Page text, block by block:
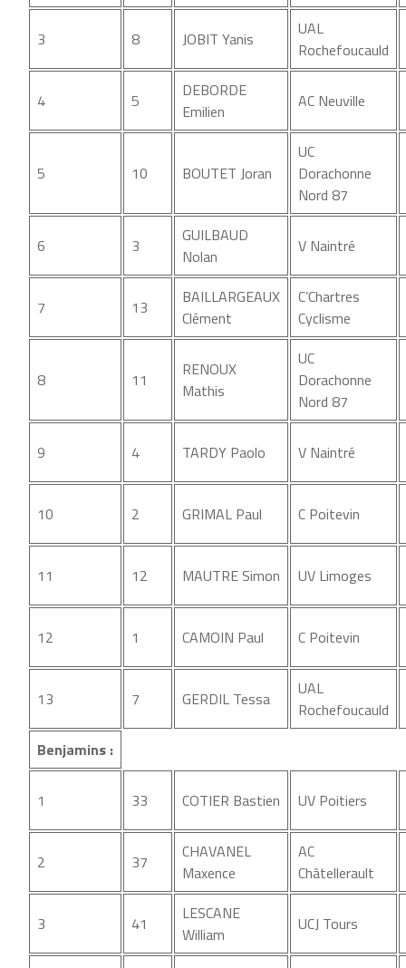
3 8 JOBIT Yanis
UAL
Rochefoucauld
4 5
DEBORDE
Emilien
AC Neuville
5 10 BOUTET Joran
UC
Dorachonne
Nord 87
6 3
GUILBAUD
Nolan
V Naintré
7 13
BAILLARGEAUX
Clément
C’Chartres
Cyclisme
8 11
RENOUX
Mathis
UC
Dorachonne
Nord 87
9 4 TARDY Paolo V Naintré
10 2 GRIMAL Paul C Poitevin
11 12 MAUTRE Simon UV Limoges
12 1 CAMOIN Paul C Poitevin
13 7 GERDIL Tessa
UAL
Rochefoucauld
Benjamins :
1 33 COTIER Bastien UV Poitiers
2 37
CHAVANEL
Maxence
AC
Châtellerault
3 41
LESCANE
William
UCJ Tours